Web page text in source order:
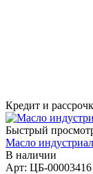
Кредит и
Быстрый
Масло
В наличии
Арт: ЦБ-00003416